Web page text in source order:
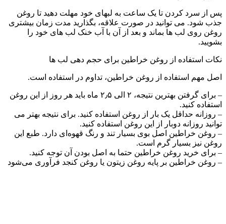
پس از سرد کردن تا یک ساعت به لبهای خود مهلت دهید تا روغن
جذب شود. می توانید در صورت علاقه، بگذارید مدت زمان بیشتری
روغن روی لب ها بماند و بعد از آن با آب خنک لب های خود را
بشویید.
نکات استفاده از روغن خراطین برای حجم دهی لب ها
اصل مهم استفاده از روغن خراطین، تداوم در استفاده است.
– برای گرفتن بهترین نتیجه، ۲ الی ۲٫۵ ماه باید هر روز از این روغن
استفاده کنید.
– روزانه حداقل یک بار از روغن استفاده کنید. برای نتیجه بهتر می
توانید روزانه دوبار از این روغن استفاده کنید.
– روغن خراطین اصل بوی بسیار تند و رنگ قهوه‌ای دارد. طبع این
روغن نیز بسیار گرم است.
– برای خرید روغن خراطین حتما به اصل بودن آن توجه کنید.
– روغن خراطین بر پایه روغن زیتون یا روغن کنجد فرآوری می‌شود